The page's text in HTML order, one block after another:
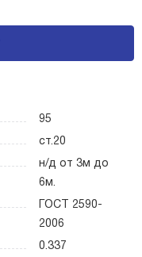
95
ст.20
н/д от 3м до
6м.
ГОСТ 2590-
2006
0.337